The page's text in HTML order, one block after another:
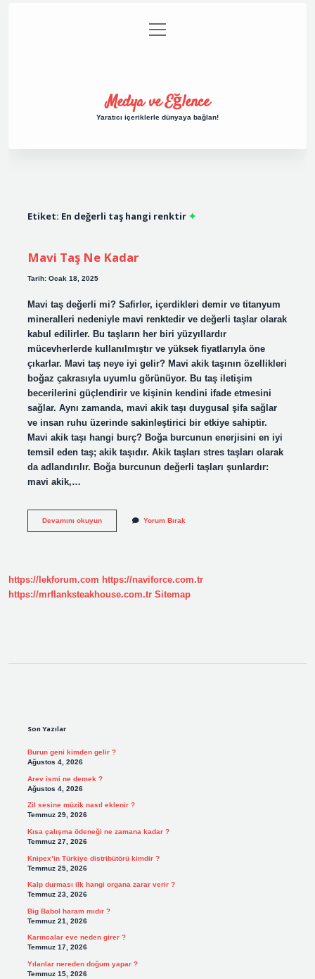
Gizlilik Politikası
menüyü
aç
Medya ve Eğlence
Yaratıcı içeriklerle dünyaya bağlan!
Etiket: En değerli taş hangi renktir
Mavi Taş Ne Kadar
Tarih: Ocak 18, 2025
Mavi taş değerli mi? Safirler, içerdikleri demir ve titanyum
mineralleri nedeniyle mavi renktedir ve değerli taşlar olarak
kabul edilirler. Bu taşların her biri yüzyıllardır
mücevherlerde kullanılmıştır ve yüksek fiyatlarıyla öne
çıkarlar. Mavi taş neye iyi gelir? Mavi akik taşının özellikleri
boğaz çakrasıyla uyumlu görünüyor. Bu taş iletişim
becerilerini güçlendirir ve kişinin kendini ifade etmesini
sağlar. Aynı zamanda, mavi akik taşı duygusal şifa sağlar
ve insan ruhu üzerinde sakinleştirici bir etkiye sahiptir.
Mavi akik taşı hangi burç? Boğa burcunun enerjisini en iyi
temsil eden taş; akik taşıdır. Akik taşları stres taşları olarak
da adlandırılır. Boğa burcunun değerli taşları şunlardır:
mavi akik,…
Devamını okuyunMavi
Yorum Bırak
https://lekforum.com https://naviforce.com.tr
https://mrflanksteakhouse.com.tr Sitemap
Son Yazılar
Burun geni kimden gelir ?
Ağustos 4, 2026
Arev ismi ne demek ?
Ağustos 4, 2026
Zil sesine müzik nasıl eklenir ?
Temmuz 29, 2026
Kısa çalışma ödeneği ne zamana kadar ?
Temmuz 27, 2026
Knipex’in Türkiye distribütörü kimdir ?
Temmuz 25, 2026
Kalp durması ilk hangi organa zarar verir ?
Temmuz 23, 2026
Big Babol haram mıdır ?
Temmuz 21, 2026
Karıncalar eve neden girer ?
Temmuz 17, 2026
Yılanlar nereden doğum yapar ?
Temmuz 15, 2026